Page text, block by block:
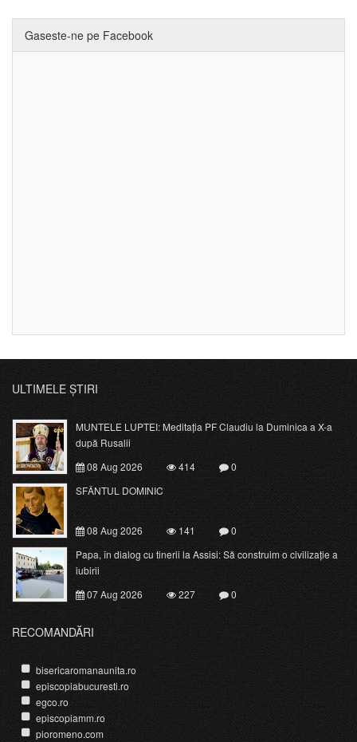
Gaseste-ne pe Facebook
ULTIMELE ȘTIRI
MUNTELE LUPTEI: Meditația PF Claudiu la Duminica a X-a
după Rusalii
08 Aug 2026
414
0
SFÂNTUL DOMINIC
08 Aug 2026 141
0
Papa, în dialog cu tinerii la Assisi: Să construim o civilizație a
iubirii
07 Aug 2026
227 0
RECOMANDĂRI
bisericaromanaunita.ro
episcopiabucuresti.ro
egco.ro
episcopiamm.ro
pioromeno.com